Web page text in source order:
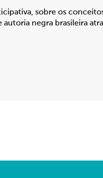
sobre os
negra brasileira